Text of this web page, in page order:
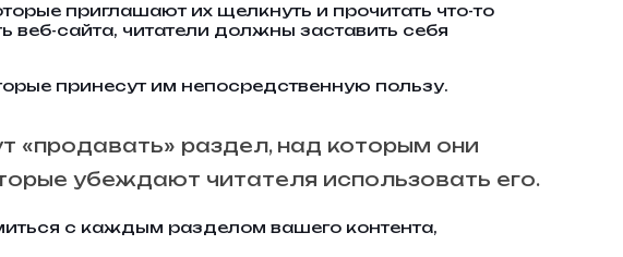
приглашают их щелкнуть и прочитать что-то
сайта, читатели должны заставить себя
принесут им непосредственную пользу.
«продавать» раздел, над которым они
убеждают читателя использовать его.
с каждым разделом вашего контента,